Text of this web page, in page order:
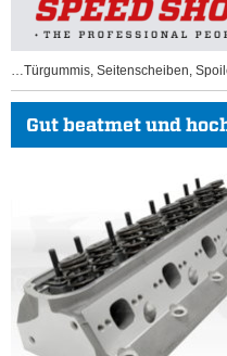
…Türgummis, Seitenscheiben,
Gut beatmet und